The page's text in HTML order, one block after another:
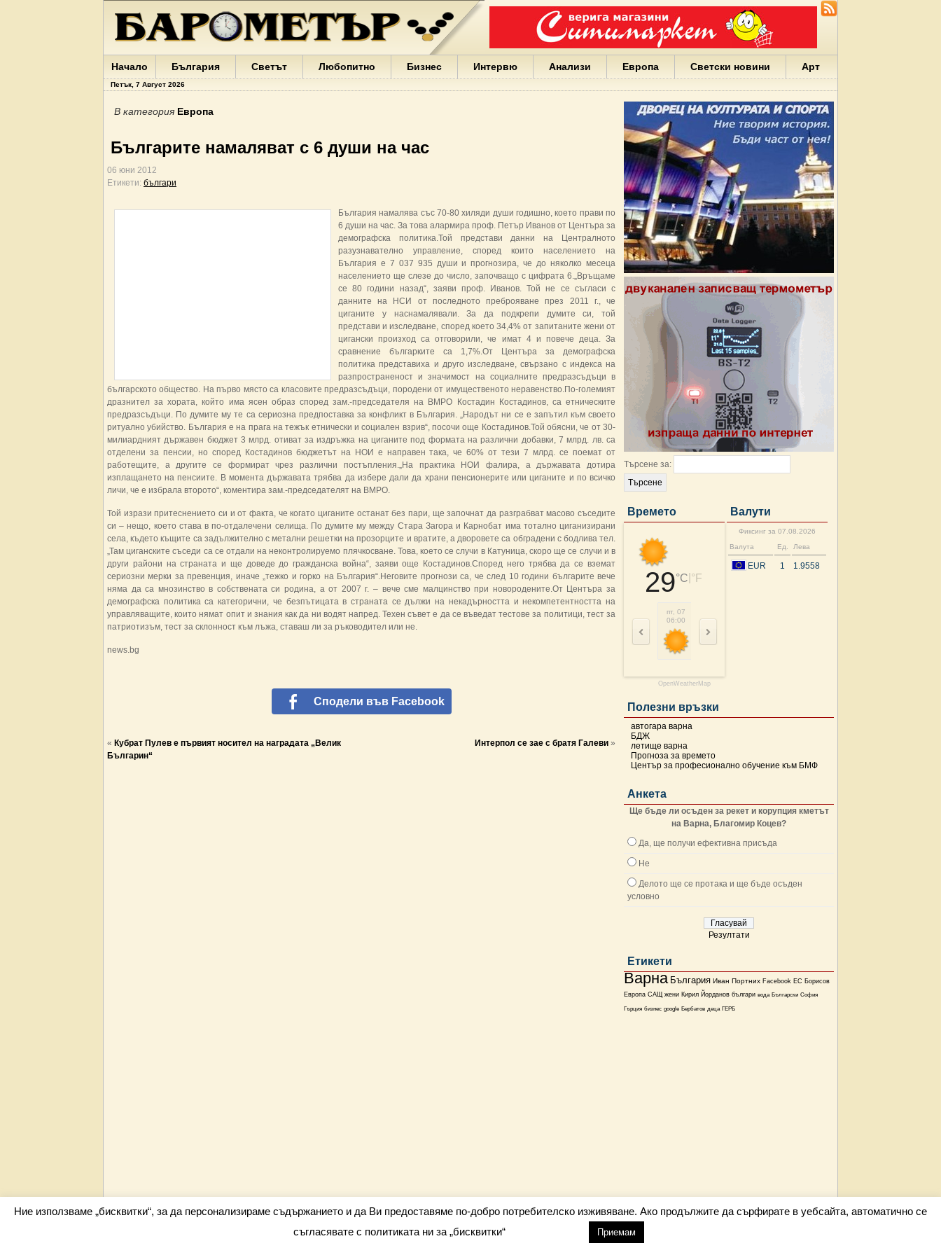
Варна
България
Портних
Facebook
ЕС
Борисов
Европа
Гърция
бизнес
google
деца
Бербатов
ГЕРБ
Начало България Светът Любопитно Бизнес Интервю Анализи Европа Светски новини Арт
Петък, 7 Август 2026
Търсене за:
Времето
29°C °F
пт, 07
06:00
09:00
OpenWeatherMap
Валути
Фиксинг за 07.08.2026
Валута
Ед. Лева
EUR 1 1.9558
Полезни връзки
автогара варна
БДЖ
летище варна
Прогноза за времето
Център за професионално обучение към БМФ
Анкета
Ще бъде ли осъден за рекет и корупция кметът
на Варна, Благомир Коцев?
Да, ще получи ефективна присъда
Не
Делото ще се протака и ще бъде осъден
условно
Резултати
Етикети
Варна България Иван Портних Facebook ЕС Борисов
Европа САЩ жени Кирил Йорданов българи вода Български София
Гърция бизнес google Бербатов деца ГЕРБ
В категория Европа
Българите намаляват с 6 души на час
06 юни 2012
Етикети: българи
България намалява със 70-80 хиляди души годишно, което прави по
6 души на час. За това алармира проф. Петър Иванов от Центъра за
демографска политика.Той представи данни на Централното
разузнавателно управление, според които населението на
България е 7 037 935 души и прогнозира, че до няколко месеца
населението ще слезе до число, започващо с цифрата 6.„Връщаме
се 80 години назад“, заяви проф. Иванов. Той не се съгласи с
данните на НСИ от последното преброяване през 2011 г., че
циганите у наснамалявали. За да подкрепи думите си, той
представи и изследване, според което 34,4% от запитаните жени от
цигански произход са отговорили, че имат 4 и повече деца. За
сравнение българките са 1,7%.От Центъра за демографска
политика представиха и друго изследване, свързано с индекса на
разпространеност и значимост на социалните предразсъдъци в
българското общество. На първо място са класовите предразсъдъци, породени от имущественото неравенство.По-големият
дразнител за хората, който има ясен образ според зам.-председателя на ВМРО Костадин Костадинов, са етническите
предразсъдъци. По думите му те са сериозна предпоставка за конфликт в България. „Народът ни се е запътил към своето
ритуално убийство. България е на прага на тежък етнически и социален взрив“, посочи още Костадинов.Той обясни, че от 30-
милиардният държавен бюджет 3 млрд. отиват за издръжка на циганите под формата на различни добавки, 7 млрд. лв. са
отделени за пенсии, но според Костадинов бюджетът на НОИ е направен така, че 60% от тези 7 млрд. се поемат от
работещите, а другите се формират чрез различни постъпления.„На практика НОИ фалира, а държавата дотира
изплащането на пенсиите. В момента държавата трябва да избере дали да храни пенсионерите или циганите и по всичко
личи, че е избрала второто“, коментира зам.-председателят на ВМРО.
Той изрази притеснението си и от факта, че когато циганите останат без пари, ще започнат да разграбват масово съседите
си – нещо, което става в по-отдалечени селища. По думите му между Стара Загора и Карнобат има тотално циганизирани
села, където къщите са задължително с метални решетки на прозорците и вратите, а дворовете са обградени с бодлива тел.
„Там циганските съседи са се отдали на неконтролируемо плячкосване. Това, което се случи в Катуница, скоро ще се случи и в
други райони на страната и ще доведе до гражданска война“, заяви още Костадинов.Според него трябва да се вземат
сериозни мерки за превенция, иначе „тежко и горко на България“.Неговите прогнози са, че след 10 години българите вече
няма да са мнозинство в собствената си родина, а от 2007 г. – вече сме малцинство при новородените.От Центъра за
демографска политика са категорични, че безпътицата в страната се дължи на некадърността и некомпетентността на
управляващите, които нямат опит и знания как да ни водят напред. Техен съвет е да се въведат тестове за политици, тест за
патриотизъм, тест за склонност към лъжа, ставаш ли за ръководител или не.
news.bg
Сподели във Facebook
« Кубрат Пулев е първият носител на наградата „Велик
Българин“
Интерпол се зае с братя Галеви »
Всички права запазени barometar.net © 2026 info@barometar.net
Ние използваме „бисквитки“, за да персонализираме съдържанието и да Ви предоставяме по-добро потребителско изживяване. Ако продължите да сърфирате в уебсайта, автоматично се
съгласявате с политиката ни за „бисквитки“
Приемам